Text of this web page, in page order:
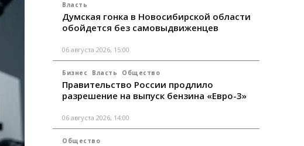
Власть
Думская гонка в Новосибирской области
обойдется без самовыдвиженцев
06 августа 2026, 15:00
Бизнес Власть Общество
Правительство России продлило
разрешение на выпуск бензина «Евро-3»
06 августа 2026, 14:00
Общество